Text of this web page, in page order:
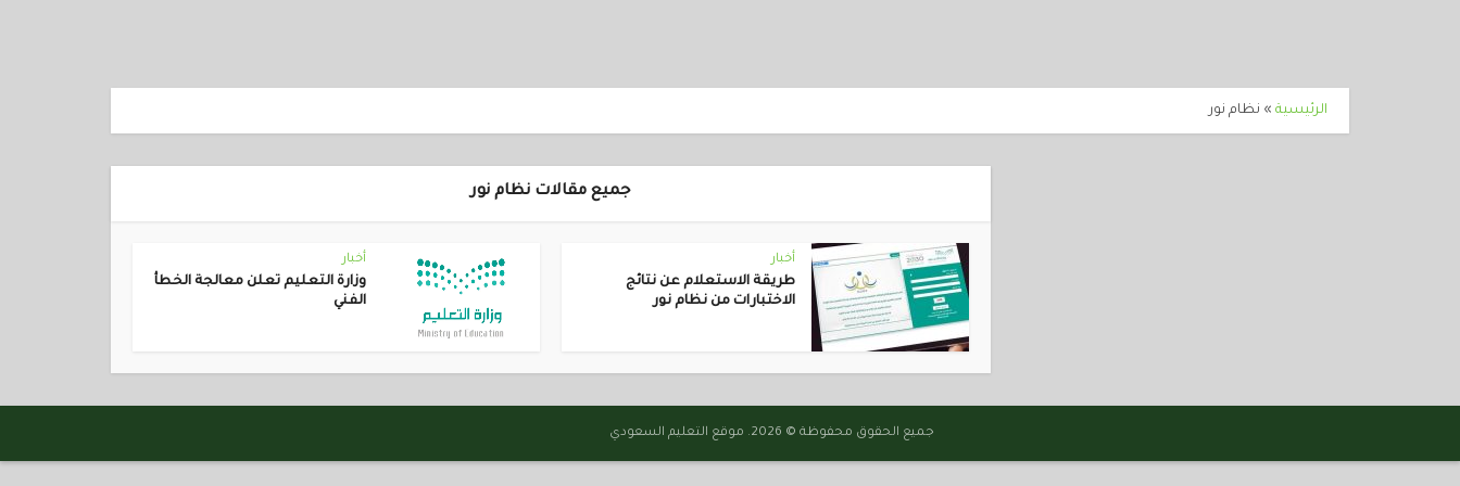
الرئيسية » نظام نور
جميع مقالات نظام نور
أخبار
طريقة الاستعلام عن نتائج
الاختبارات من نظام نور
أخبار
وزارة التعليم تعلن معالجة الخطأ
الفني
جميع الحقوق محفوظة © 2026. موقع التعليم السعودي